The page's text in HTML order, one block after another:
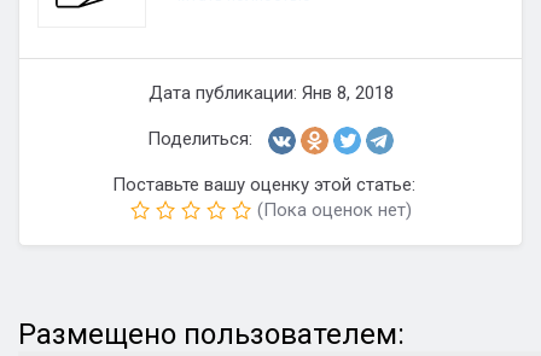
Дата публикации: Янв 8, 2018
Поделиться:
Поставьте вашу оценку этой статье:
(Пока оценок нет)
Размещено пользователем: